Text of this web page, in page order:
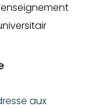
aux